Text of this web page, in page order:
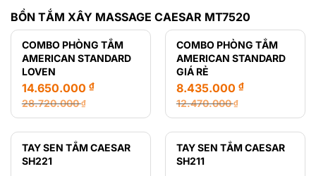
BỒN TẮM XÂY MASSAGE CAESAR MT7520
COMBO PHÒNG TẮM
AMERICAN STANDARD
LOVEN
28.720.000₫
Giá
gốc
là:
28.720.000 ₫.
14.650.000 ₫
Giá
hiện
tại
là:
COMBO PHÒNG TẮM
AMERICAN STANDARD
GIÁ RẺ
12.470.000₫
Giá
gốc
là:
12.470.000 ₫.
8.435.000 ₫
Giá
hiện
tại
là:
TAY SEN TẮM CAESAR
SH221
TAY SEN TẮM CAESAR
SH211